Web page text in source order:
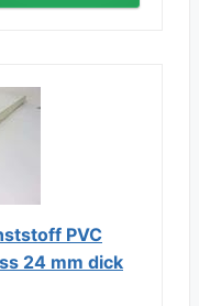
PVC
24 mm dick